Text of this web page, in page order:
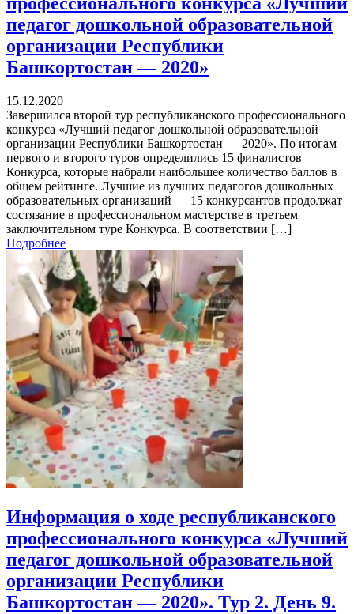
педагог дошкольной образовательной
организации Республики
Башкортостан — 2020»
15.12.2020
Завершился второй тур республиканского профессионального
конкурса «Лучший педагог дошкольной образовательной
организации Республики Башкортостан — 2020». По итогам
первого и второго туров определились 15 финалистов
Конкурса, которые набрали наибольшее количество баллов в
общем рейтинге. Лучшие из лучших педагогов дошкольных
образовательных организаций — 15 конкурсантов продолжат
состязание в профессиональном мастерстве в третьем
заключительном туре Конкурса. В соответствии […]
Подробнее
Информация о ходе республиканского
профессионального конкурса «Лучший
педагог дошкольной образовательной
организации Республики
Башкортостан — 2020». Тур 2. День 9.